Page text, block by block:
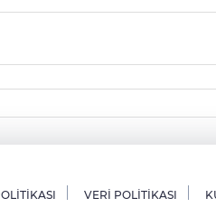
VERİ POLİTİKASI